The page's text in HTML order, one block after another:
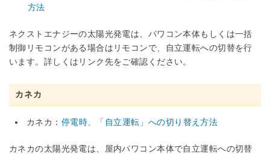
方法
ネクストエナジーの太陽光発電は、パワコン本体もしくは一括
制御リモコンがある場合はリモコンで、自立運転への切替を行
います。詳しくはリンク先をご確認ください。
カネカ
カネカ： 停電時、「自立運転」への切り替え方法
カネカの太陽光発電は、屋内パワコン本体で自立運転への切替